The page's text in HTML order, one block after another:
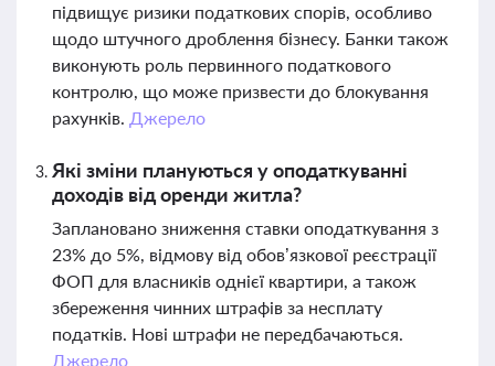
підвищує ризики податкових спорів, особливо
щодо штучного дроблення бізнесу. Банки також
виконують роль первинного податкового
контролю, що може призвести до блокування
рахунків. Джерело
Які зміни плануються у оподаткуванні
доходів від оренди житла?
Заплановано зниження ставки оподаткування з
23% до 5%, відмову від обов’язкової реєстрації
ФОП для власників однієї квартири, а також
збереження чинних штрафів за несплату
податків. Нові штрафи не передбачаються.
Джерело